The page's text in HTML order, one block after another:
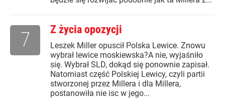
Z życia opozycji
Leszek Miller opuscił Polska Lewice. Znowu
wybrał lewice moskiewska?A nie, wyjaśniło
się. Wybrał SLD, dokąd się ponownie zapisał.
Natomiast część Polskiej Lewicy, czyli partii
stworzonej przez Millera i dla Millera,
postanowiła nie isc w jego...
7